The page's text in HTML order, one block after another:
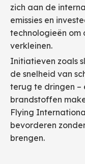
zich aan de
emissies en
technologieën
verkleinen.
Initiatieven zoals
de snelheid van
terug te dringen –
brandstoffen
Flying
bevorderen
brengen.